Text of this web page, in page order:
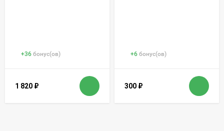
+36 бонус(ов)
1 820 ₽
+6 бонус(ов)
300 ₽